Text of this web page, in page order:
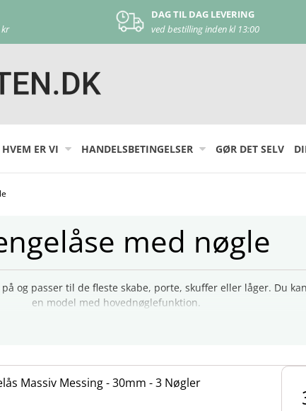
kl 13:00
KUNDE SUPPORT
kontakt os på44 22 17 44
HVEM ER VI HANDELSBETINGELSER GØR DET SELV
med nøgle
og passer til de fleste skabe, porte, skuffer eller låger. Du
en model med hovednøglefunktion.
Massiv Messing - 30mm - 3 Nøgler